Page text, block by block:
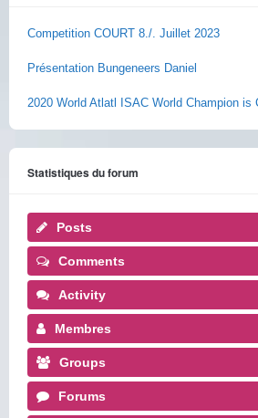
Competition COURT 8./. Juillet 2023
Présentation Bungeneers Daniel
2020 World Atlatl ISAC World Champion is
Statistiques du forum
Posts
Comments
Activity
Membres
Groups
Forums